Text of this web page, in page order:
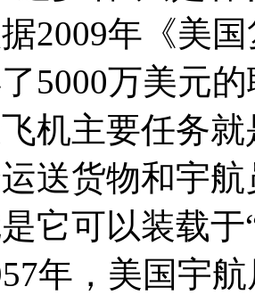
2009年《美
5000万美元
机主要任务
送货物和宇
它可以装载
年，美国宇